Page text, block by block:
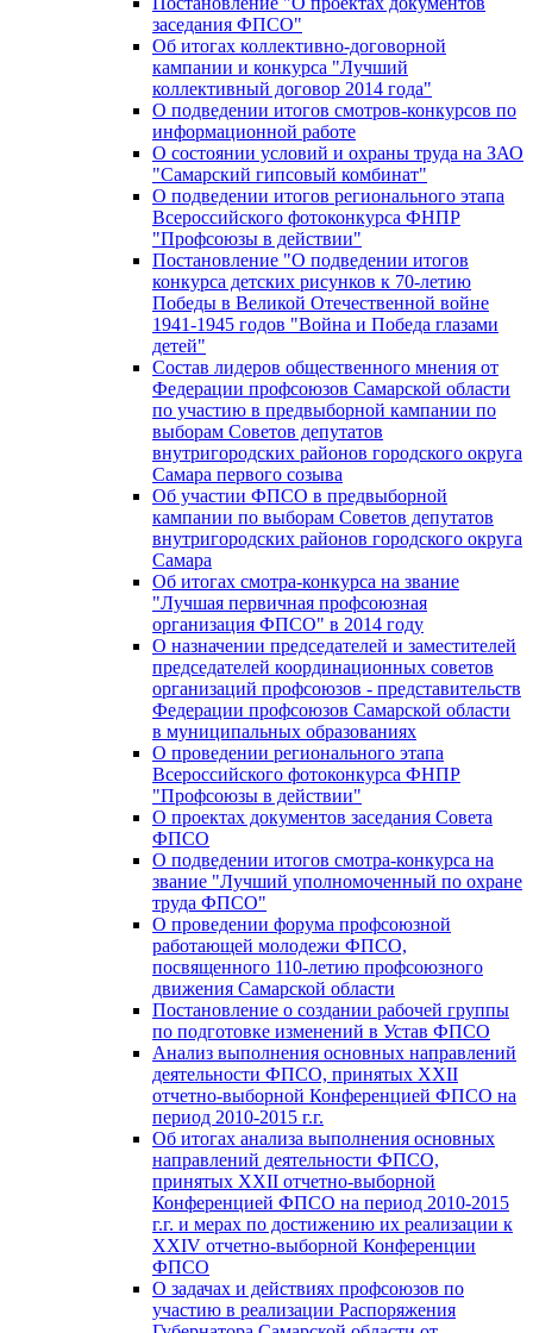
заседания ФПСО"
Об итогах коллективно-договорной
кампании и конкурса "Лучший
коллективный договор 2014 года"
О подведении итогов смотров-конкурсов по
информационной работе
О состоянии условий и охраны труда на ЗАО
"Самарский гипсовый комбинат"
О подведении итогов регионального этапа
Всероссийского фотоконкурса ФНПР
"Профсоюзы в действии"
Постановление "О подведении итогов
конкурса детских рисунков к 70-летию
Победы в Великой Отечественной войне
1941-1945 годов "Война и Победа глазами
детей"
Состав лидеров общественного мнения от
Федерации профсоюзов Самарской области
по участию в предвыборной кампании по
выборам Советов депутатов
внутригородских районов городского округа
Самара первого созыва
Об участии ФПСО в предвыборной
кампании по выборам Советов депутатов
внутригородских районов городского округа
Самара
Об итогах смотра-конкурса на звание
"Лучшая первичная профсоюзная
организация ФПСО" в 2014 году
О назначении председателей и заместителей
председателей координационных советов
организаций профсоюзов - представительств
Федерации профсоюзов Самарской области
в муниципальных образованиях
О проведении регионального этапа
Всероссийского фотоконкурса ФНПР
"Профсоюзы в действии"
О проектах документов заседания Совета
ФПСО
О подведении итогов смотра-конкурса на
звание "Лучший уполномоченный по охране
труда ФПСО"
О проведении форума профсоюзной
работающей молодежи ФПСО,
посвященного 110-летию профсоюзного
движения Самарской области
Постановление о создании рабочей группы
по подготовке изменений в Устав ФПСО
Анализ выполнения основных направлений
деятельности ФПСО, принятых XXII
отчетно-выборной Конференцией ФПСО на
период 2010-2015 г.г.
Об итогах анализа выполнения основных
направлений деятельности ФПСО,
принятых XXII отчетно-выборной
Конференцией ФПСО на период 2010-2015
г.г. и мерах по достижению их реализации к
XXIV отчетно-выборной Конференции
ФПСО
О задачах и действиях профсоюзов по
участию в реализации Распоряжения